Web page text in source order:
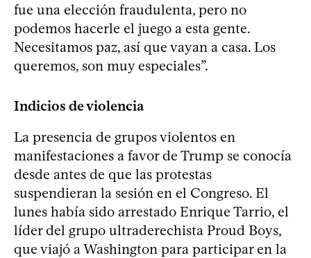
fue una elección fraudulenta, pero no
podemos hacerle el juego a esta gente.
Necesitamos paz, así que vayan a casa. Los
queremos, son muy especiales”.
Indicios de violencia
La presencia de grupos violentos en
manifestaciones a favor de Trump se conocía
desde antes de que las protestas
suspendieran la sesión en el Congreso. El
lunes había sido arrestado Enrique Tarrio, el
líder del grupo ultraderechista Proud Boys,
que viajó a Washington para participar en la